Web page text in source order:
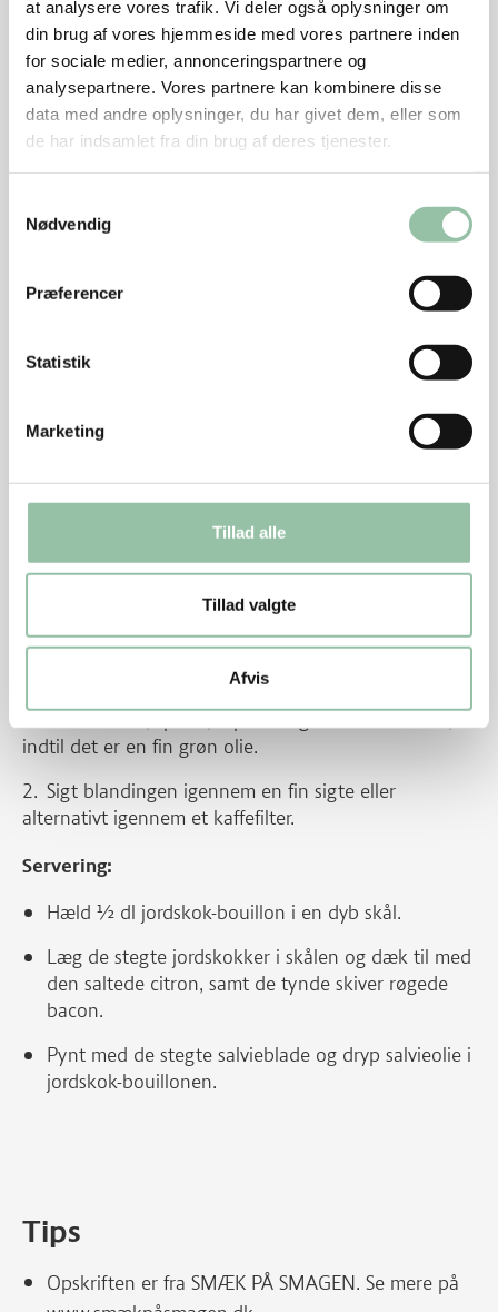
at analysere vores trafik. Vi deler også oplysninger om
din brug af vores hjemmeside med vores partnere inden
for sociale medier, annonceringspartnere og
analysepartnere. Vores partnere kan kombinere disse
data med andre oplysninger, du har givet dem, eller som
de har indsamlet fra din brug af deres tjenester.
Nødvendig
Præferencer
Statistik
Marketing
Tillad alle
Tillad valgte
Afvis
yderligere en time.
Vend jordskokkerne et par gange under
bagningen.
Stegte jordskokker og salvieblade:
Steg jordskokkerne i 170 grader varm stegeolie ind
til der opnås en gylden farve, og læg dem så på
fedtsugende papir til afdrypning.
Steg salvieblade for sig selv ved 170 grader i ca. 30
Lad salviebladene dryppe af på papir og tilsæt salt.
Saltet citron:
Skær citronen i tynde skiver.
Læg citronskiverne på et skærebræt og kom salt
Lad citronskiverne ligge i stuetemperatur i ca. 1
indtil det er en fin grøn olie.
Sigt blandingen igennem en fin sigte eller
alternativt igennem et kaffefilter.
Servering:
Hæld ½ dl jordskok-bouillon i en dyb skål.
Læg de stegte jordskokker i skålen og dæk til med
den saltede citron, samt de tynde skiver røgede
bacon.
Pynt med de stegte salvieblade og dryp salvieolie i
jordskok-bouillonen.
Tips
Opskriften er fra SMÆK PÅ SMAGEN. Se mere på